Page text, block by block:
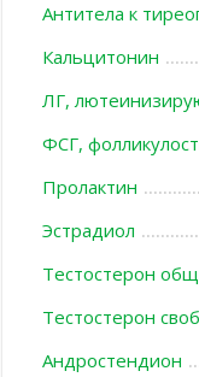
Антитела к
Кальцитонин
ЛГ,
ФСГ,
Пролактин
Эстрадиол
Тестостерон
Тестостерон
Андростендион